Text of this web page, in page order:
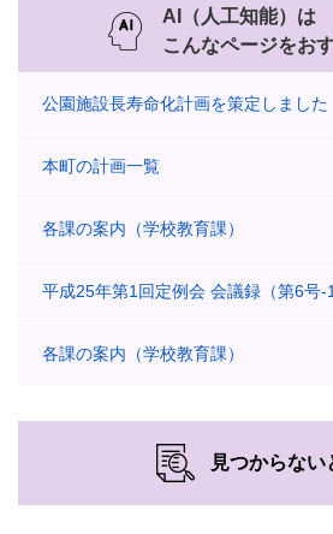
AI（人工知能）は
こんなページをお
公園施設長寿命化計画を策定しました
本町の計画一覧
各課の案内（学校教育課）
平成25年第1回定例会 会議録（第6号-1
各課の案内（学校教育課）
見つからない